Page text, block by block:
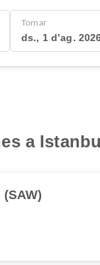
Tornar
ds., 1 d’ag.
a